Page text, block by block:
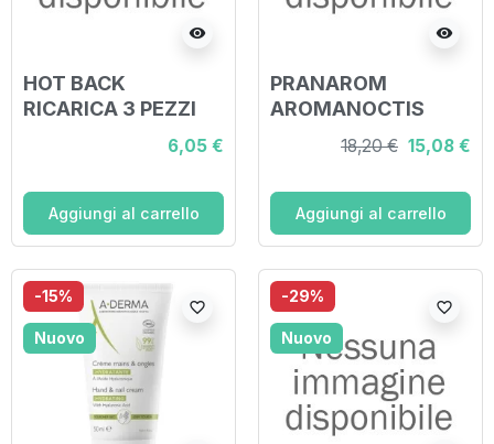
visibility
HOT BACK
RICARICA 3 PEZZI
6,05 €
Aggiungi al carrello
visibility
PRANAROM
AROMANOCTIS
GOMMOSE PER IL
SONNO 60 G
18,20 € 15,08 €
Aggiungi al carrello
-15%
Nuovo
favorite_border
-29%
Nuovo
favorite_border